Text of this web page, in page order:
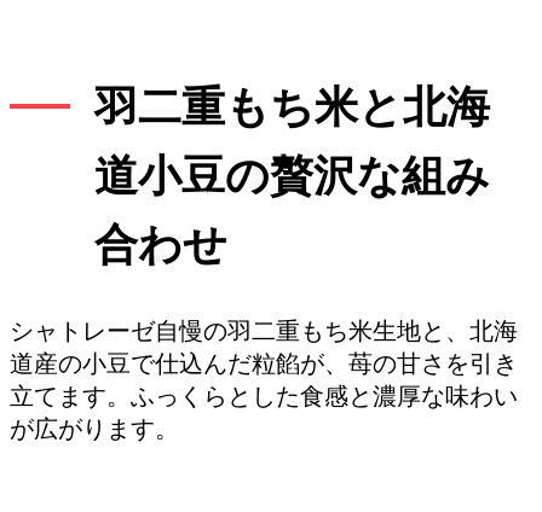
羽二重もち米と北海
道小豆の贅沢な組み
合わせ
シャトレーゼ自慢の羽二重もち米生地と、北海
道産の小豆で仕込んだ粒餡が、苺の甘さを引き
立てます。ふっくらとした食感と濃厚な味わい
が広がります。